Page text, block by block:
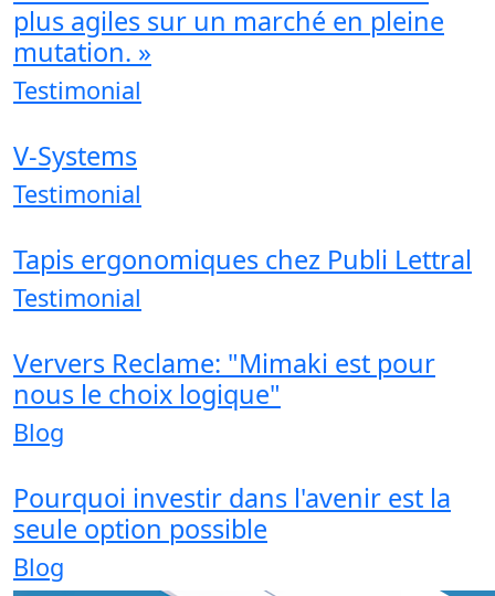
plus agiles sur un marché en pleine
mutation. »
Testimonial
V-Systems
Testimonial
Tapis ergonomiques chez Publi Lettral
Testimonial
Ververs Reclame: "Mimaki est pour
nous le choix logique"
Blog
Pourquoi investir dans l'avenir est la
seule option possible
Blog